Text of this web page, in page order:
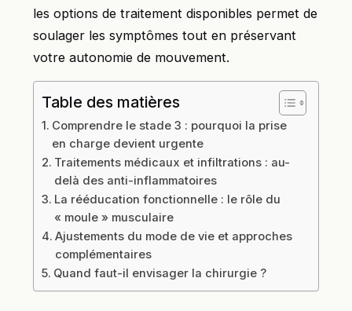
les options de traitement disponibles permet de
soulager les symptômes tout en préservant
votre autonomie de mouvement.
Table des matières
Comprendre le stade 3 : pourquoi la prise
en charge devient urgente
Traitements médicaux et infiltrations : au-
delà des anti-inflammatoires
La rééducation fonctionnelle : le rôle du
« moule » musculaire
Ajustements du mode de vie et approches
complémentaires
Quand faut-il envisager la chirurgie ?